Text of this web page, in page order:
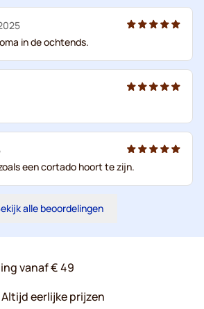
in de ochtends.
een cortado hoort te zijn.
alle beoordelingen
vanaf € 49
eerlijke prijzen